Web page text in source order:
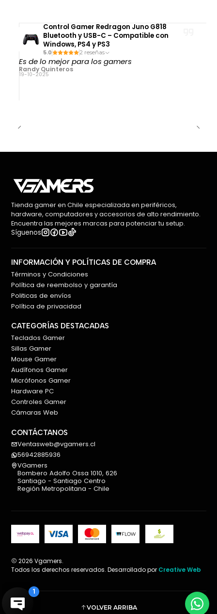
Control Gamer Redragon Juno G818
Bluetooth y USB-C – Compatible con
Windows, PS4 y PS3
5.0 2 reseñas
Es de lo mejor para los gamers
Randy Quinteros
19-10-2025
Tienda gamer en Chile especializada en periféricos,
hardware, computadores y accesorios de alto rendimiento.
Encuentra las mejores marcas para potenciar tu setup.
Síguenos
INFORMACIÓN Y POLÍTICAS DE COMPRA
Términos y Condiciones
Política de reembolso y garantía
Politicas de envíos
Política de privacidad
CATEGORÍAS DESTACADAS
Teclados Gamer
Sillas Gamer
Mouse Gamer
Audífonos Gamer
Micrófonos Gamer
Hardware PC
Controles Gamer
Cámaras Web
CONTÁCTANOS
Ventasweb@vgamers.cl
56942885936
VGamers
Bombero Adolfo Ossa 1010, 626
Santiago - Santiago Centro
Región Metropolitana - Chile
2026 Vgamers.
Todos los derechos reservados. Desarrollado por Creative Web
VOLVER ARRIBA